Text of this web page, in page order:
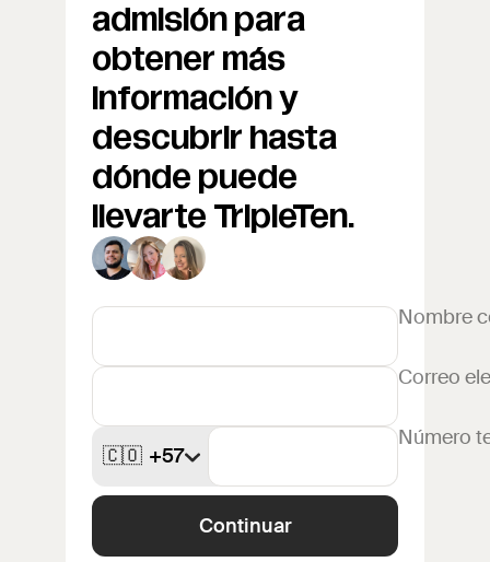
admisión para
obtener más
información y
descubrir hasta
dónde puede
llevarte TripleTen.